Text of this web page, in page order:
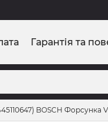
Гарантія та
BOSCH Форсунка